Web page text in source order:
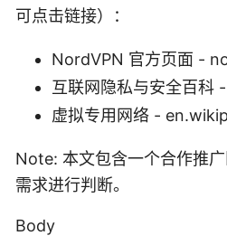
可点击链接）：
NordVPN 官方页面 -
互联网隐私与安全百
虚拟专用网络 -
Note: 本文包含一个合作推
需求进行判断。
Body